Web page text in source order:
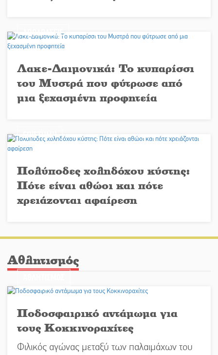
ΑΠΟΔΡΑΣΕΙΣ
Λακε-Δαιμονικά: Το κυπαρίσσι
του Μυστρά που φύτρωσε από
μια ξεχασμένη προφητεία
ΕΠΙΣΤΗΜΗ
Πολύποδες χοληδόχου κύστης:
Πότε είναι αθώοι και πότε
χρειάζονται αφαίρεση
Αθλητισμός
Ποδοσφαιρικό αντάμωμα για
τους Κοκκινοραχίτες
Φιλικός αγώνας μεταξύ των παλαιμάχων του